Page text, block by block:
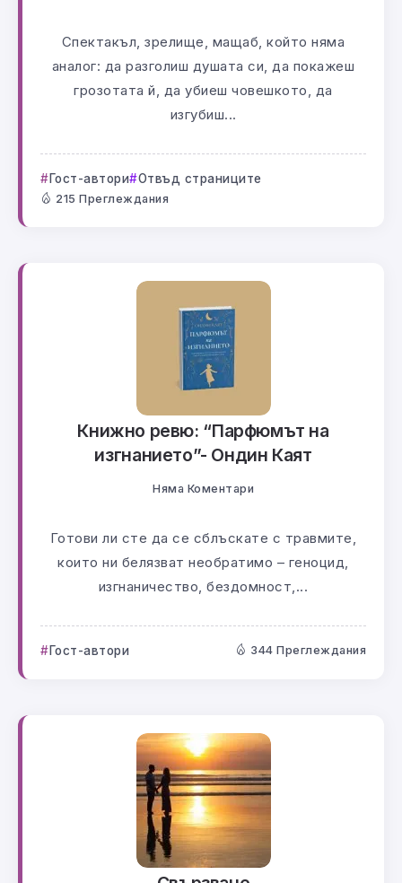
Спектакъл, зрелище, мащаб, който няма
аналог: да разголиш душата си, да покажеш
грозотата й, да убиеш човешкото, да
изгубиш...
Гост-автори Отвъд страниците
215 Преглеждания
Книжно ревю: “Парфюмът на
изгнанието”- Ондин Каят
Няма Коментари
Готови ли сте да се сблъскате с травмите,
които ни белязват необратимо – геноцид,
изгнаничество, бездомност,...
Гост-автори 344 Преглеждания